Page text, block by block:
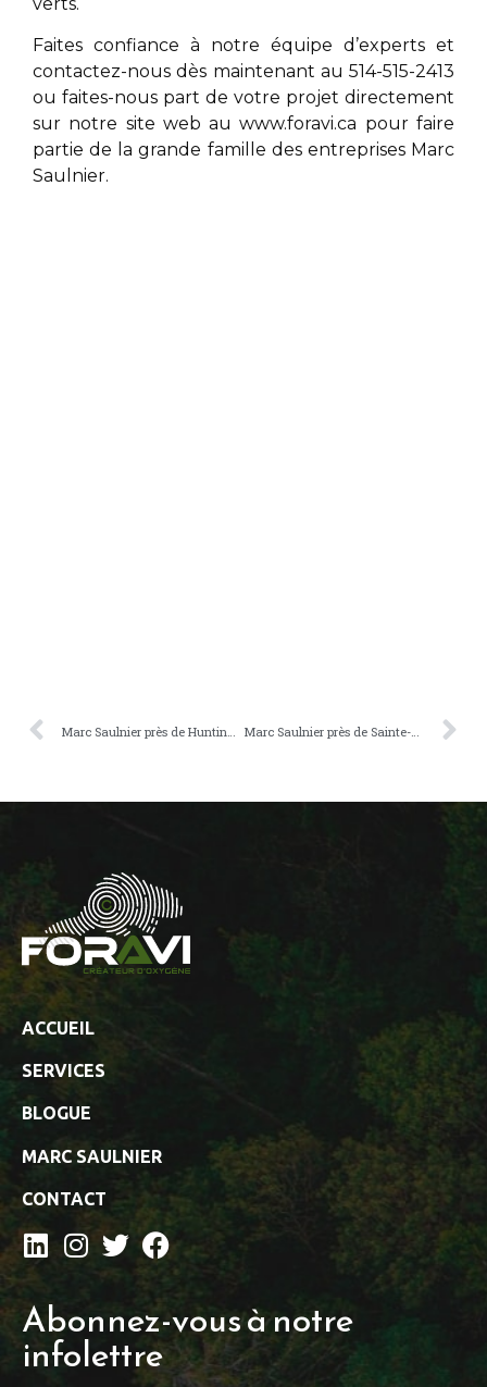
Faites confiance à notre équipe d’experts et
contactez-nous dès maintenant au 514-515-2413
ou faites-nous part de votre projet directement
sur notre site web auwww.foravi.ca pour faire
partie de la grande famille des entreprises Marc
Saulnier.
Marc Saulnier près de Sainte-Dorothée
ACCUEIL
SERVICES
BLOGUE
MARC SAULNIER
CONTACT
Abonnez-vous à notre
infolettre